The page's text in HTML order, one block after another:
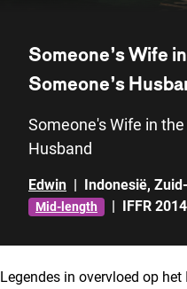
Someone’s Wife
Someone’s
Someone's Wife in
Husband
Edwin | Indonesië,
Mid-length | IFFR 2014
Legendes in overvloed op